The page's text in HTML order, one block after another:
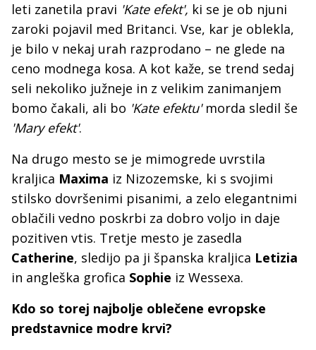
leti zanetila pravi 'Kate efekt', ki se je ob njuni
zaroki pojavil med Britanci. Vse, kar je oblekla,
je bilo v nekaj urah razprodano – ne glede na
ceno modnega kosa. A kot kaže, se trend sedaj
seli nekoliko južneje in z velikim zanimanjem
bomo čakali, ali bo 'Kate efektu'morda sledil še
'Mary efekt'.
Na drugo mesto se je mimogrede uvrstila
kraljica Maxima iz Nizozemske, ki s svojimi
stilsko dovršenimi pisanimi, a zelo elegantnimi
oblačili vedno poskrbi za dobro voljo in daje
pozitiven vtis. Tretje mesto je zasedla
Catherine, sledijo pa ji španska kraljica Letizia
in angleška grofica Sophie iz Wessexa.
Kdo so torej najbolje oblečene evropske
predstavnice modre krvi?